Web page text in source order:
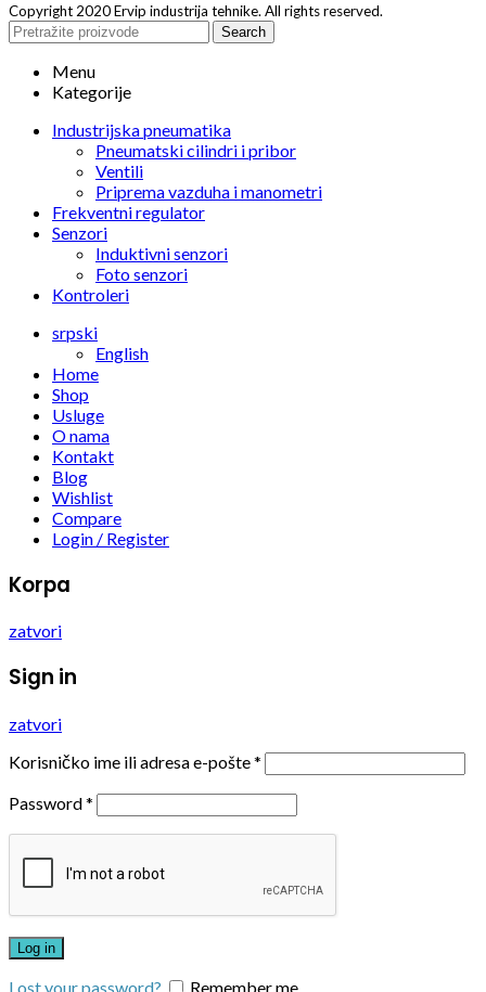
Copyright 2020 Ervip industrija tehnike. All rights reserved.
Search
Menu
Kategorije
Industrijska pneumatika
Pneumatski cilindri i pribor
Ventili
Priprema vazduha i manometri
Frekventni regulator
Senzori
Induktivni senzori
Foto senzori
Kontroleri
srpski
English
Home
Shop
Usluge
O nama
Kontakt
Blog
Wishlist
Compare
Login / Register
Korpa
zatvori
Sign in
zatvori
Korisničko ime ili adresa e-pošte*
Password*
Log in
Lost your password? Remember me